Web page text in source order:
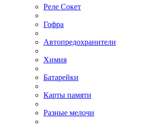
Реле Сокет
Гофра
Автопредохранители
Химия
Батарейки
Карты памяти
Разные мелочи